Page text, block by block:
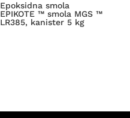
Epoksidna smola
EPIKOTE ™ smola MGS ™
LR385, kanister 5 kg